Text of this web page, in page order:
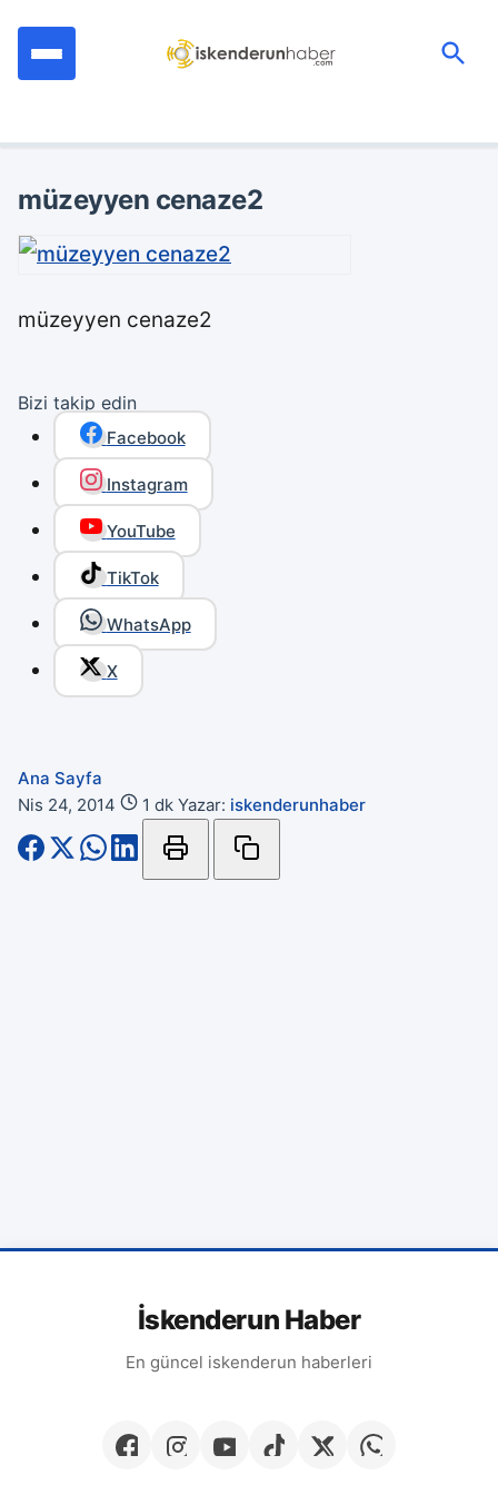
müzeyyen cenaze2
müzeyyen cenaze2
Bizi takip edin
Facebook
Instagram
YouTube
TikTok
WhatsApp
X
Ana Sayfa
Nis 24, 2014
1 dk Yazar: iskenderunhaber
İskenderun Haber
En güncel iskenderun haberleri